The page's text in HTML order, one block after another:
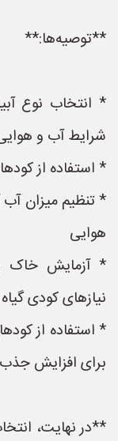
**توصیه‌ها:**
* انتخاب نوع
شرایط آب و
* استفاده از
* تنظیم میزان آب
هوایی
* آزمایش خاک
نیازهای کودی گیاه
* استفاده از
برای افزایش جذب
**در نهایت،